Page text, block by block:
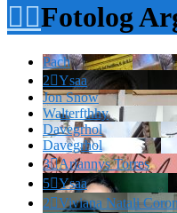
Fotolog
Pach
2Ysaa
Jon Snow
Walterfthhy
Davegrhol
Davegrhol
3Ariannys Torres
5Ysaa
2Viviana Natali